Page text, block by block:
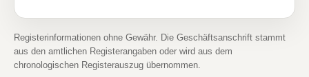
Registerinformationen ohne Gewähr. Die Geschäftsanschrift stammt
aus den amtlichen Registerangaben oder wird aus dem
chronologischen Registerauszug übernommen.